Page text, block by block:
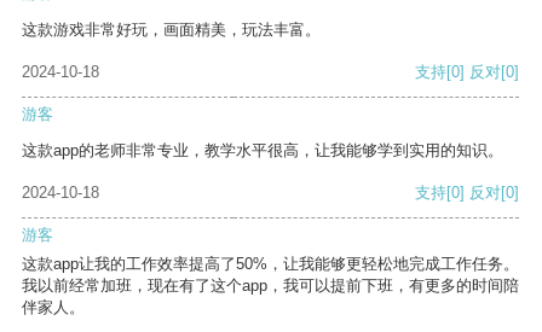
这款游戏非常好玩，画面精美，玩法丰富。
2024-10-18 支持[0] 反对[0]
游客
这款app的老师非常专业，教学水平很高，让我能够学到实用的知识。
2024-10-18 支持[0] 反对[0]
游客
这款app让我的工作效率提高了50%，让我能够更轻松地完成工作任务。
我以前经常加班，现在有了这个app，我可以提前下班，有更多的时间陪
伴家人。